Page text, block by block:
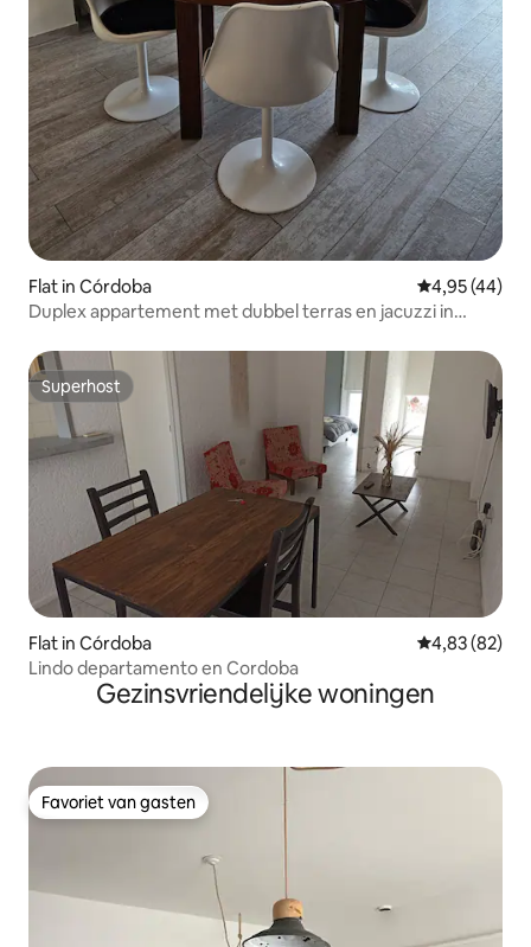
Flat in Córdoba Gemiddelde
4,95 (44)
Duplex appartement met dubbel terras en jacuzzi in
Superhost
Superhost
Flat in Córdoba Gemiddelde
4,83 (82)
Lindo departamento en Cordoba
Gezinsvriendelijke woningen
Favoriet van gasten
Favoriet van gasten